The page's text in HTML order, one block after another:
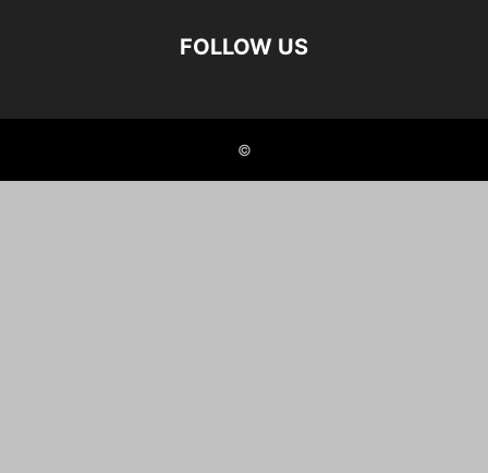
FOLLOW US
©